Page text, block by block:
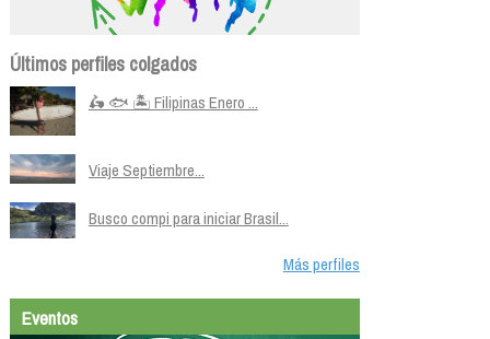
Últimos perfiles colgados
🛵 🐟 🏝️ Filipinas Enero ...
Viaje Septiembre...
Busco compi para iniciar Brasil...
Más perfiles
Eventos